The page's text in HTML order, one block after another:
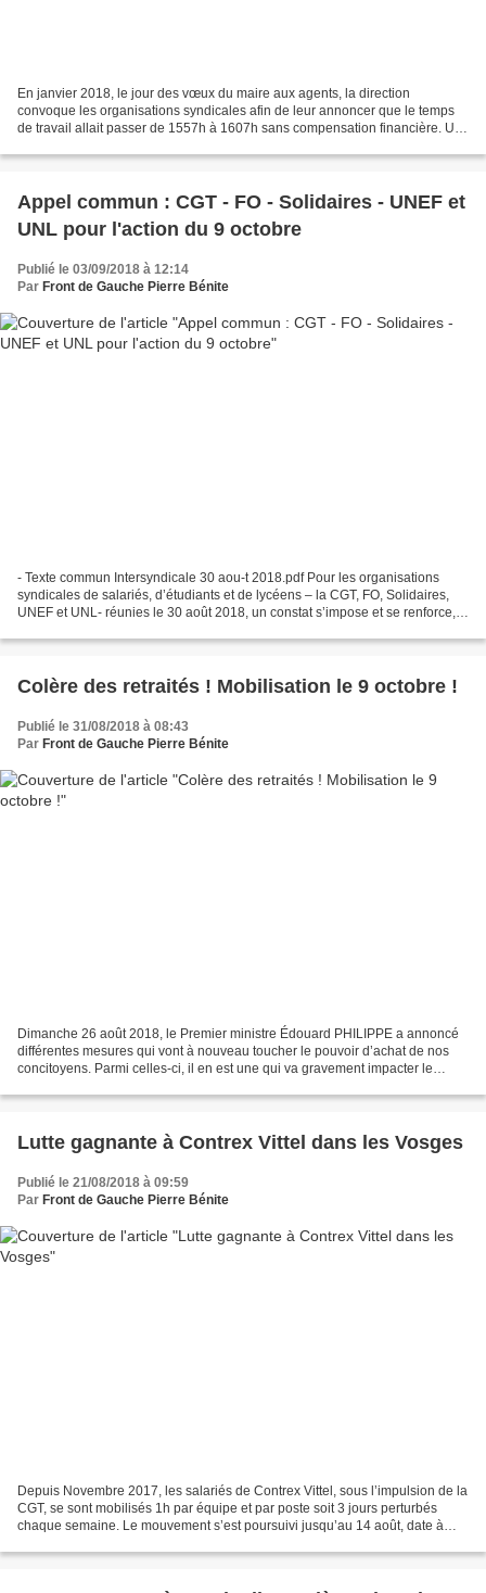
En janvier 2018, le jour des vœux du maire aux agents, la direction
convoque les organisations syndicales afin de leur annoncer que le temps
de travail allait passer de 1557h à 1607h sans compensation financière. Un
Appel commun : CGT - FO - Solidaires - UNEF et
UNL pour l'action du 9 octobre
Publié le 03/09/2018 à 12:14
Par Front de Gauche Pierre Bénite
- Texte commun Intersyndicale 30 aou-t 2018.pdf Pour les organisations
syndicales de salariés, d’étudiants et de lycéens – la CGT, FO, Solidaires,
UNEF et UNL- réunies le 30 août 2018, un constat s’impose et se renforce,
Colère des retraités ! Mobilisation le 9 octobre !
Publié le 31/08/2018 à 08:43
Par Front de Gauche Pierre Bénite
Dimanche 26 août 2018, le Premier ministre Édouard PHILIPPE a annoncé
différentes mesures qui vont à nouveau toucher le pouvoir d’achat de nos
concitoyens. Parmi celles-ci, il en est une qui va gravement impacter le
Lutte gagnante à Contrex Vittel dans les Vosges
Publié le 21/08/2018 à 09:59
Par Front de Gauche Pierre Bénite
Depuis Novembre 2017, les salariés de Contrex Vittel, sous l’impulsion de la
CGT, se sont mobilisés 1h par équipe et par poste soit 3 jours perturbés
chaque semaine. Le mouvement s’est poursuivi jusqu’au 14 août, date à